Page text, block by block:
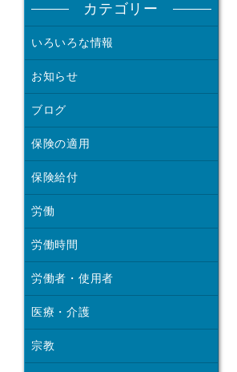
カテゴリー
いろいろな情報
お知らせ
ブログ
保険の適用
保険給付
労働
労働時間
労働者・使用者
医療・介護
宗教